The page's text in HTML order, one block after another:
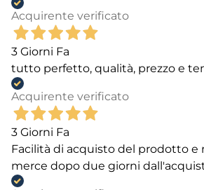
Acquirente verificato
3 Giorni Fa
tutto perfetto, qualità, prezzo e
Acquirente verificato
3 Giorni Fa
Facilità di acquisto del prodotto e
merce dopo due giorni